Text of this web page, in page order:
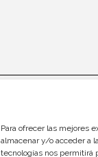
Para ofrecer las mejores
almacenar y/o acceder a
tecnologías nos permitirá
Aviso
Política de